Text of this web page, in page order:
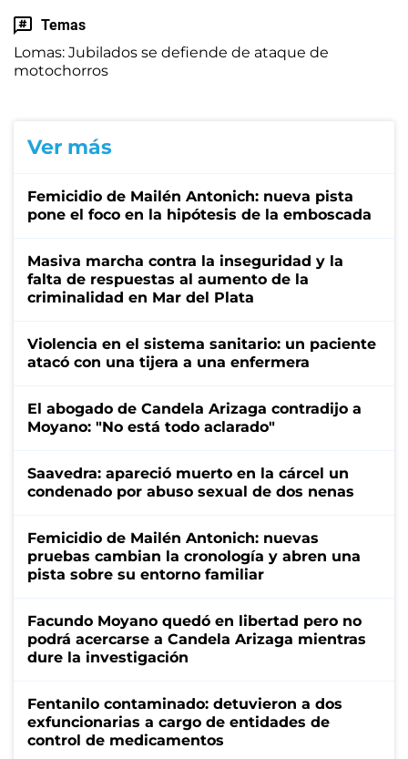
Temas
Lomas: Jubilados se defiende de ataque de
motochorros
Ver más
Femicidio de Mailén Antonich: nueva pista
pone el foco en la hipótesis de la emboscada
Masiva marcha contra la inseguridad y la
falta de respuestas al aumento de la
criminalidad en Mar del Plata
Violencia en el sistema sanitario: un paciente
atacó con una tijera a una enfermera
El abogado de Candela Arizaga contradijo a
Moyano: "No está todo aclarado"
Saavedra: apareció muerto en la cárcel un
condenado por abuso sexual de dos nenas
Femicidio de Mailén Antonich: nuevas
pruebas cambian la cronología y abren una
pista sobre su entorno familiar
Facundo Moyano quedó en libertad pero no
podrá acercarse a Candela Arizaga mientras
dure la investigación
Fentanilo contaminado: detuvieron a dos
exfuncionarias a cargo de entidades de
control de medicamentos